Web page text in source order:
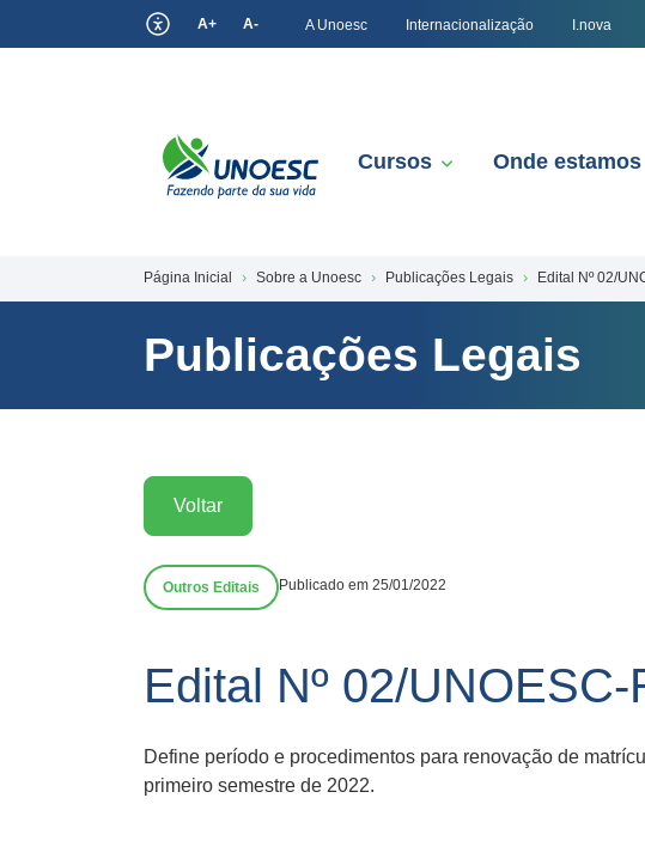
A+ A- A Unoesc Internacionalização I.nova
Cursos Onde estamos
Página Inicial Sobre a Unoesc Publicações Legais Edital Nº 02/
Publicações Legais
Voltar
Outros Editais Publicado em 25/01/2022
Edital Nº 02/UNOESC-
Define período e procedimentos para renovação de
primeiro semestre de 2022.